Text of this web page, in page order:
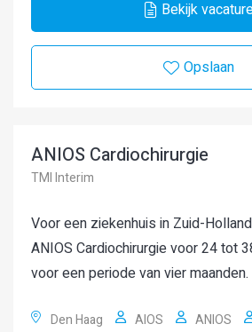
Bekijk
Opslaan
ANIOS Cardiochirurgie
TMI Interim
Voor een ziekenhuis in Zuid-
ANIOS Cardiochirurgie voor 24 tot
voor een periode van vier maanden.
Den Haag AIOS ANIOS